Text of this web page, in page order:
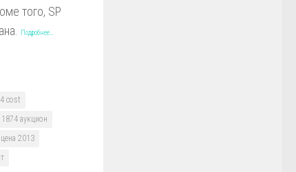
того, SP
Подробнее…
cost
аукцион
2013